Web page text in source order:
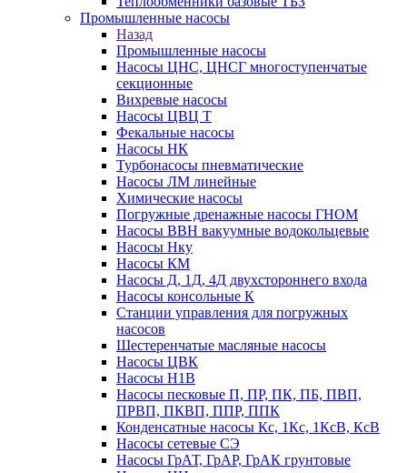
Промышленные насосы
Назад
Промышленные насосы
Насосы ЦНС, ЦНСГ многоступенчатые
секционные
Вихревые насосы
Насосы ЦВЦ Т
Фекальные насосы
Насосы НК
Турбонасосы пневматические
Насосы ЛМ линейные
Химические насосы
Погружные дренажные насосы ГНОМ
Насосы ВВН вакуумные водокольцевые
Насосы Нку
Насосы КМ
Насосы Д, 1Д, 4Д двухстороннего входа
Насосы консольные К
Станции управления для погружных
насосов
Шестеренчатые масляные насосы
Насосы ЦВК
Насосы Н1В
Насосы песковые П, ПР, ПК, ПБ, ПВП,
ПРВП, ПКВП, ППР, ППК
Конденсатные насосы Кс, 1Кс, 1КсВ, КсВ
Насосы сетевые СЭ
Насосы ГрАТ, ГрАР, ГрАК грунтовые